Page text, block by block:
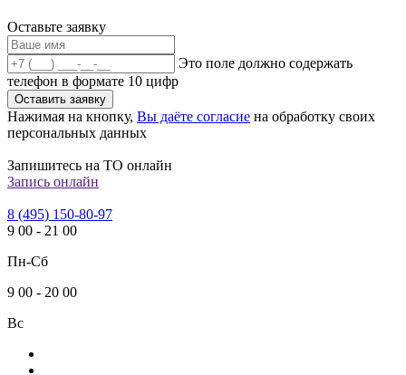
Оставьте заявку
Это поле должно содержать
телефон в формате 10 цифр
Оставить заявку
Нажимая на кнопку, Вы даёте согласие на обработку своих
персональных данных
Запишитесь на ТО онлайн
Запись онлайн
8 (495) 150-80-97
9 00 - 21 00
Пн-Сб
9 00 - 20 00
Вс